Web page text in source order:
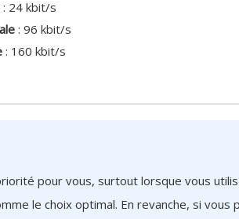
: 24 kbit/s
: 96 kbit/s
: 160 kbit/s
pour vous, surtout lorsque vous
le choix optimal. En revanche, si